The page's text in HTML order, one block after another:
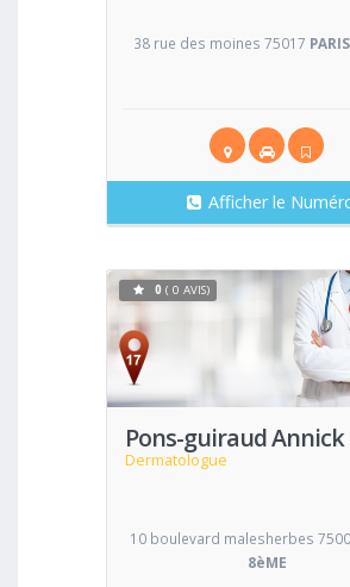
38 rue des moines 75017
Afficher le
Pons-guiraud Annick
Dermatologue
0 ( 0 AVIS)
10 boulevard malesherbes
8èME